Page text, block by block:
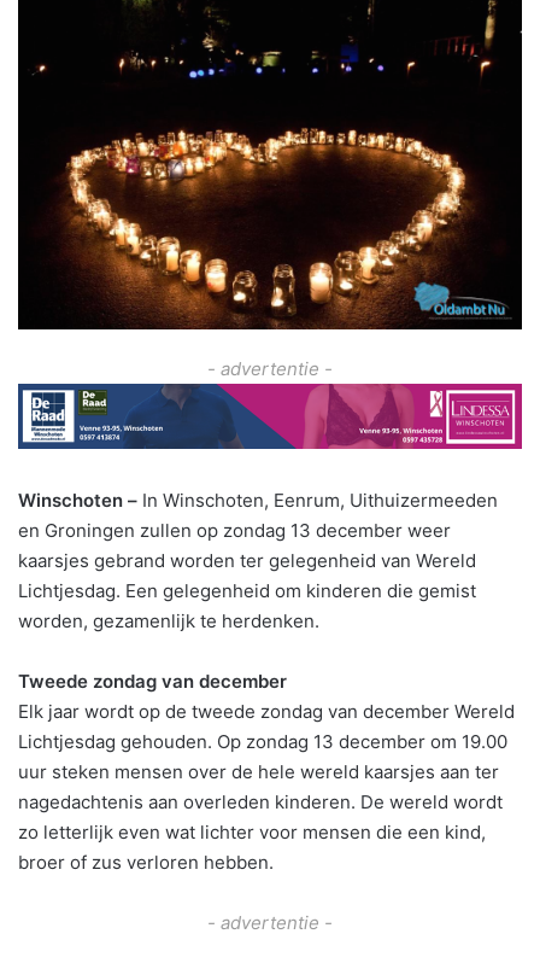
- advertentie -
Winschoten – In Winschoten, Eenrum, Uithuizermeeden
en Groningen zullen op zondag 13 december weer
kaarsjes gebrand worden ter gelegenheid van Wereld
Lichtjesdag. Een gelegenheid om kinderen die gemist
worden, gezamenlijk te herdenken.
Tweede zondag van december
Elk jaar wordt op de tweede zondag van december Wereld
Lichtjesdag gehouden. Op zondag 13 december om 19.00
uur steken mensen over de hele wereld kaarsjes aan ter
nagedachtenis aan overleden kinderen. De wereld wordt
zo letterlijk even wat lichter voor mensen die een kind,
broer of zus verloren hebben.
- advertentie -